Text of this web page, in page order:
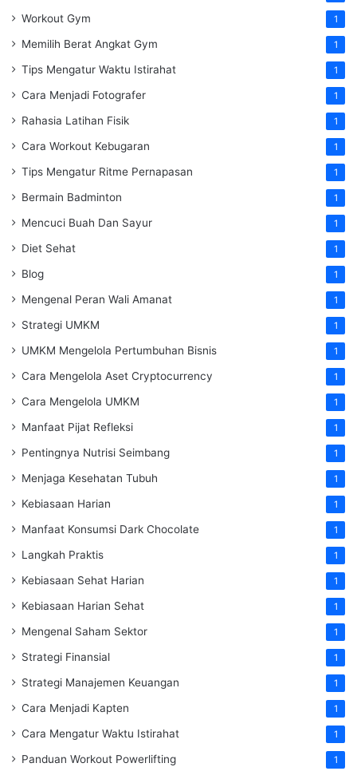
Workout Gym 1
Memilih Berat Angkat Gym 1
Tips Mengatur Waktu Istirahat 1
Cara Menjadi Fotografer 1
Rahasia Latihan Fisik 1
Cara Workout Kebugaran 1
Tips Mengatur Ritme Pernapasan 1
Bermain Badminton 1
Mencuci Buah Dan Sayur 1
Diet Sehat 1
Blog 1
Mengenal Peran Wali Amanat 1
Strategi UMKM 1
UMKM Mengelola Pertumbuhan Bisnis 1
Cara Mengelola Aset Cryptocurrency 1
Cara Mengelola UMKM 1
Manfaat Pijat Refleksi 1
Pentingnya Nutrisi Seimbang 1
Menjaga Kesehatan Tubuh 1
Kebiasaan Harian 1
Manfaat Konsumsi Dark Chocolate 1
Langkah Praktis 1
Kebiasaan Sehat Harian 1
Kebiasaan Harian Sehat 1
Mengenal Saham Sektor 1
Strategi Finansial 1
Strategi Manajemen Keuangan 1
Cara Menjadi Kapten 1
Cara Mengatur Waktu Istirahat 1
Panduan Workout Powerlifting 1